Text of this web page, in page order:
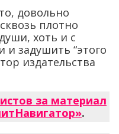
довольно
плотно
хоть и с
задушить “этого
издательства
за материал
.